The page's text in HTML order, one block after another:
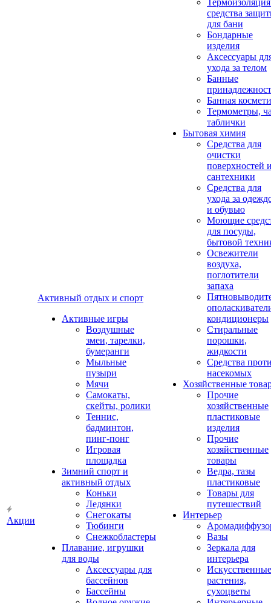
Акции
Активный отдых и спорт
Активные игры
Воздушные
змеи, тарелки,
бумеранги
Мыльные
пузыри
Мячи
Самокаты,
скейты, ролики
Теннис,
бадминтон,
пинг-понг
Игровая
площадка
Зимний спорт и
активный отдых
Коньки
Ледянки
Снегокаты
Тюбинги
Снежкобластеры
Плавание, игрушки
для воды
Аксессуары для
бассейнов
Бассейны
средства
для бани
Бондарные
изделия
Аксеcсуары
ухода за телом
Банные
Банная
Термометры,
таблички
Бытовая химия
Средства для
очистки
поверхностей
сантехники
Средства для
ухода за
и обувью
Моющие
для посуды,
бытовой
Освежители
воздуха,
поглотители
запаха
кондиционеры
Стиральные
порошки,
жидкости
Средства
насекомых
Хозяйственные
Прочие
хозяйственные
пластиковые
изделия
Прочие
хозяйственные
товары
Ведра, тазы
пластиковые
Товары для
путешествий
Интерьер
Вазы
Зеркала для
интерьера
Искусственные
растения,
сухоцветы